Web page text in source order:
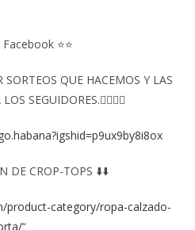
⭐⭐
QUE HACEMOS Y LAS
SEGUIDORES.👇🏻👇🏻
DE CROP-TOPS ⬇️⬇️
product-category/ropa-calzado-
“